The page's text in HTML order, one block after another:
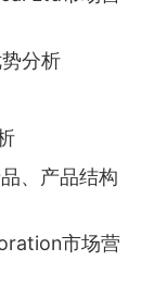
分析
、产品结构
市场营